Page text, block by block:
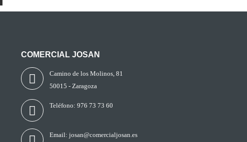
COMERCIAL JOSAN
Camino de los Molinos, 81
50015 - Zaragoza
Teléfono: 976 73 73 60
Email: josan@comercialjosan.es